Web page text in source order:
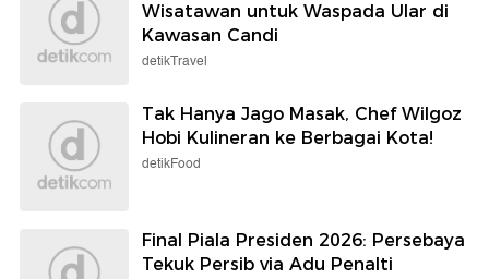
Wisatawan untuk Waspada Ular di
Kawasan Candi
detikTravel
Tak Hanya Jago Masak, Chef Wilgoz
Hobi Kulineran ke Berbagai Kota!
detikFood
Final Piala Presiden 2026: Persebaya
Tekuk Persib via Adu Penalti